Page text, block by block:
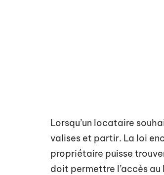
Lorsqu’un locataire
valises et partir. La loi
propriétaire puisse
doit permettre l’accès